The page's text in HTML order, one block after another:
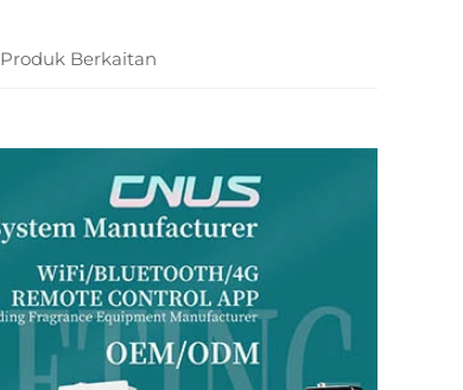
Produk Berkaitan